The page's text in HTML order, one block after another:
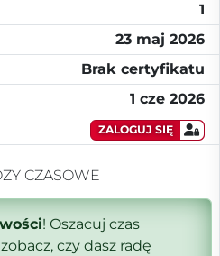
1
23 maj 2026
Brak certyfikatu
1 cze 2026
ZALOGUJ SIĘ
CZASOWE
! Oszacuj czas
czy dasz radę